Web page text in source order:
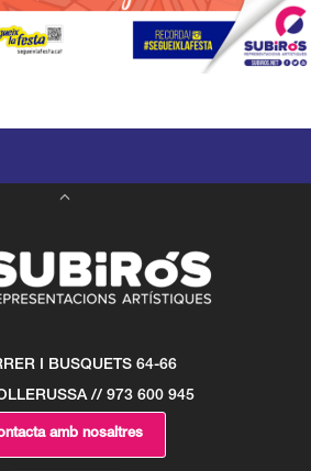
I BUSQUETS 64-66
// 973 600 945
amb nosaltres